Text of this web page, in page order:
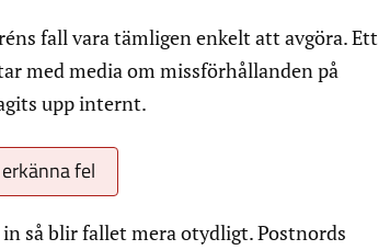
fall vara tämligen enkelt att avgöra. Ett
med media om missförhållanden på
upp internt.
fel
så blir fallet mera otydligt. Postnords